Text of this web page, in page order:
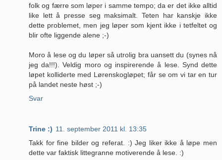
folk og færre som løper i samme tempo; da er det ikke alltid
like lett å presse seg maksimalt. Teten har kanskje ikke
dette problemet, men jeg løper som kjent ikke i tetfeltet og
blir ofte liggende alene ;-)
Moro å lese og du løper så utrolig bra uansett du (synes nå
jeg da!!!). Veldig moro og inspirerende å lese. Synd dette
løpet kolliderte med Lørenskogløpet; får se om vi tar en tur
på landet neste høst ;-)
Svar
Trine :) 11. september 2011 kl. 13:35
Takk for fine bilder og referat. :) Jeg liker ikke å løpe men
dette var faktisk littegranne motiverende å lese. :)